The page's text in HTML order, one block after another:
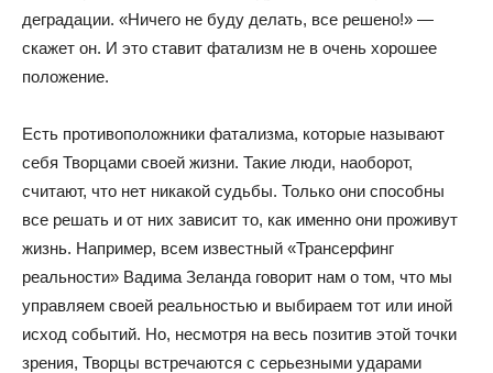
деградации. «Ничего не буду делать, все решено!» —
скажет он. И это ставит фатализм не в очень хорошее
положение.
Есть противоположники фатализма, которые называют
себя Творцами своей жизни. Такие люди, наоборот,
считают, что нет никакой судьбы. Только они способны
все решать и от них зависит то, как именно они проживут
жизнь. Например, всем известный «Трансерфинг
реальности» Вадима Зеланда говорит нам о том, что мы
управляем своей реальностью и выбираем тот или иной
исход событий. Но, несмотря на весь позитив этой точки
зрения, Творцы встречаются с серьезными ударами